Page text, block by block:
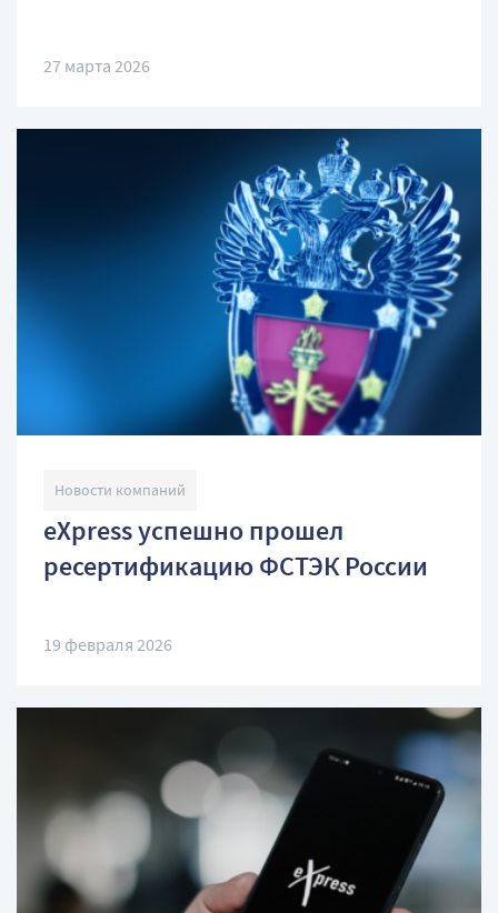
27 марта 2026
Новости компаний
eXpress успешно прошел
ресертификацию ФСТЭК России
19 февраля 2026